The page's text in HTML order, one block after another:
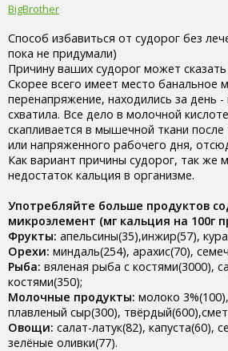
BigBrother
Способ избавиться от судорог без
пока не придумали)
Причину ваших судорог может сказать
Скорее всего имеет место банальное
перенапряжение, находились за день -
схватила. Все дело в молочной
скапливается в мышечной ткани
или напряженного рабочего дня,
Как вариант причины судорог, так же
недостаток кальция в организме.
Употребляйте больше продуктов
микроэлемент (мг кальция на 100г
Фрукты: апельсины(35),инжир(57),
Орехи: миндаль(254), арахис(70),
Рыба: вяленая рыба с костями(3000),
костями(350);
Молочные продукты: молоко
плавленый сыр(300),
Овощи: салат-латук(82), капуста(60),
зелёные оливки(77).